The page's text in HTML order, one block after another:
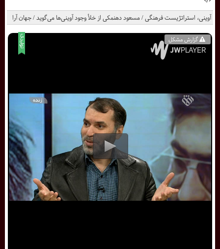
گزارش مشکل
آوینی، استراتژیست فرهنگی / مسعود دهنمکی از خلأ وجود آوینی‌ها می‌گوید / جهان آرا